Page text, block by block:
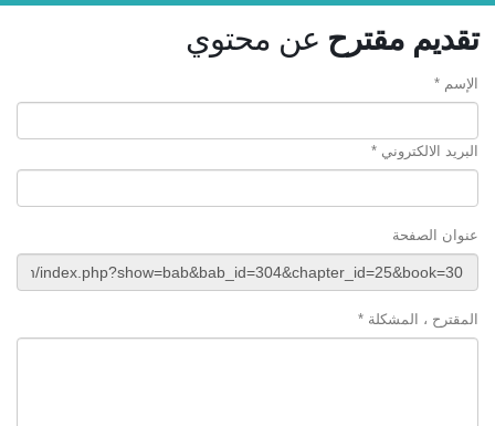
تقديم مقترح عن محتوي
الإسم *
البريد الالكتروني *
عنوان الصفحة
المقترح ، المشكلة *